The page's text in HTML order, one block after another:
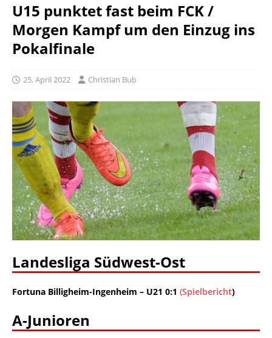
U15 punktet fast beim FCK /
Morgen Kampf um den Einzug ins
Pokalfinale
25. April 2022 Christian Bub
Landesliga Südwest-Ost
Fortuna Billigheim-Ingenheim – U21 0:1 (Spielbericht)
A-Junioren